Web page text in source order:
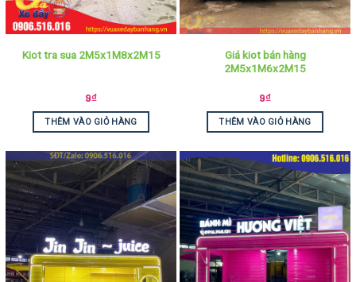
Kiot tra sua 2M5x1M8x2M15
9₫
THÊM VÀO GIỎ HÀNG
Giá kiot bán hàng
2M5x1M6x2M15
9₫
THÊM VÀO GIỎ HÀNG